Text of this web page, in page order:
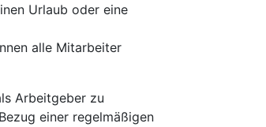
Urlaub oder eine
alle Mitarbeiter
Arbeitgeber zu
einer regelmäßigen